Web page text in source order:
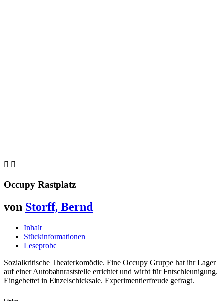
 
Occupy Rastplatz
von Storff, Bernd
Inhalt
Stückinformationen
Leseprobe
Sozialkritische Theaterkomödie. Eine Occupy Gruppe hat ihr Lager
auf einer Autobahnraststelle errichtet und wirbt für Entschleunigung.
Eingebettet in Einzelschicksale. Experimentierfreude gefragt.